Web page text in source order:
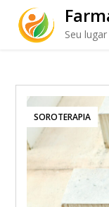
content
Seu
SOROTERAPIA